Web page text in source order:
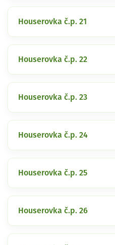
Houserovka č.p. 21
Houserovka č.p. 22
Houserovka č.p. 23
Houserovka č.p. 24
Houserovka č.p. 25
Houserovka č.p. 26